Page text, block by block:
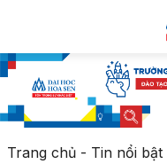
Trang chủ- Tin nổi bật